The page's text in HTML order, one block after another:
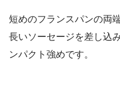
短めのフランスパンの両
長いソーセージを差し込
ンパクト強めです。